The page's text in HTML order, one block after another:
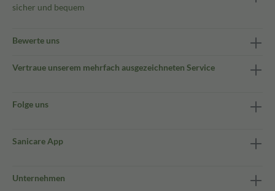
sicher und bequem
Bewerte uns
Vertraue unserem mehrfach ausgezeichneten Service
Folge uns
Sanicare App
Unternehmen